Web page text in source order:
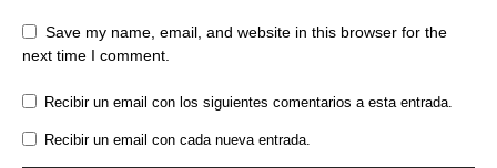
Save my name, email, and website in this browser for the
next time I comment.
Recibir un email con los siguientes comentarios a esta entrada.
Recibir un email con cada nueva entrada.